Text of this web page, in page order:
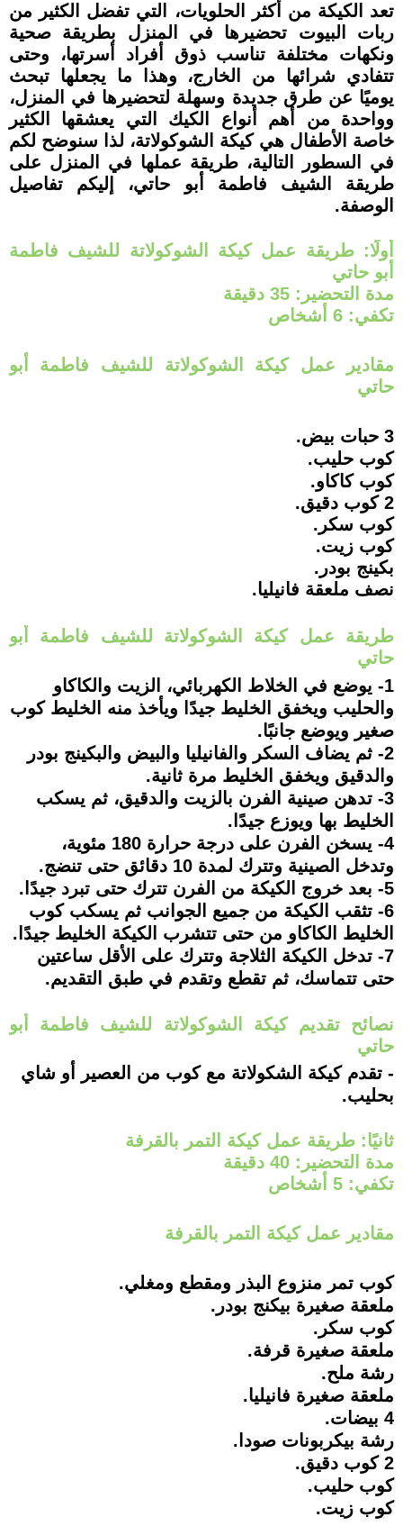
تعد الكيكة من أكثر الحلويات، التي تفضل الكثير من
ربات البيوت تحضيرها في المنزل بطريقة صحية
ونكهات مختلفة تناسب ذوق أفراد أسرتها، وحتى
تتفادي شرائها من الخارج، وهذا ما يجعلها تبحث
يوميًا عن طرق جديدة وسهلة لتحضيرها في المنزل،
وواحدة من أهم أنواع الكيك التي يعشقها الكثير
خاصة الأطفال هي كيكة الشوكولاتة، لذا سنوضح لكم
في السطور التالية، طريقة عملها في المنزل على
طريقة الشيف فاطمة أبو حاتي، إليكم تفاصيل
الوصفة.
أولًا: طريقة عمل كيكة الشوكولاتة للشيف فاطمة
أبو حاتي
مدة التحضير: 35 دقيقة
تكفي: 6 أشخاص
مقادير عمل كيكة الشوكولاتة للشيف فاطمة أبو
حاتي
3 حبات بيض.
كوب حليب.
كوب كاكاو.
2 كوب دقيق.
كوب سكر.
كوب زيت.
بكينج بودر.
نصف ملعقة فانيليا.
طريقة عمل كيكة الشوكولاتة للشيف فاطمة أبو
حاتي
1- يوضع في الخلاط الكهربائي، الزيت والكاكاو
والحليب ويخفق الخليط جيدًا ويأخذ منه الخليط كوب
صغير ويوضع جانبًا.
2- ثم يضاف السكر والفانيليا والبيض والبكينج بودر
والدقيق ويخفق الخليط مرة ثانية.
3- تدهن صينية الفرن بالزيت والدقيق، ثم يسكب
الخليط بها ويوزع جيدًا.
4- يسخن الفرن على درجة حرارة 180 مئوية،
وتدخل الصينية وتترك لمدة 10 دقائق حتى تنضج.
5- بعد خروج الكيكة من الفرن تترك حتى تبرد جيدًا.
6- تثقب الكيكة من جميع الجوانب ثم يسكب كوب
الخليط الكاكاو من حتى تتشرب الكيكة الخليط جيدًا.
7- تدخل الكيكة الثلاجة وتترك على الأقل ساعتين
حتى تتماسك، ثم تقطع وتقدم في طبق التقديم.
نصائح تقديم كيكة الشوكولاتة للشيف فاطمة أبو
حاتي
- تقدم كيكة الشكولاتة مع كوب من العصير أو شاي
بحليب.
ثانيًا: طريقة عمل كيكة التمر بالقرفة
مدة التحضير: 40 دقيقة
تكفي: 5 أشخاص
مقادير عمل كيكة التمر بالقرفة
كوب تمر منزوع البذر ومقطع ومغلي.
ملعقة صغيرة بيكنج بودر.
كوب سكر.
ملعقة صغيرة قرفة.
رشة ملح.
ملعقة صغيرة فانيليا.
4 بيضات.
رشة بيكربونات صودا.
2 كوب دقيق.
كوب حليب.
كوب زيت.